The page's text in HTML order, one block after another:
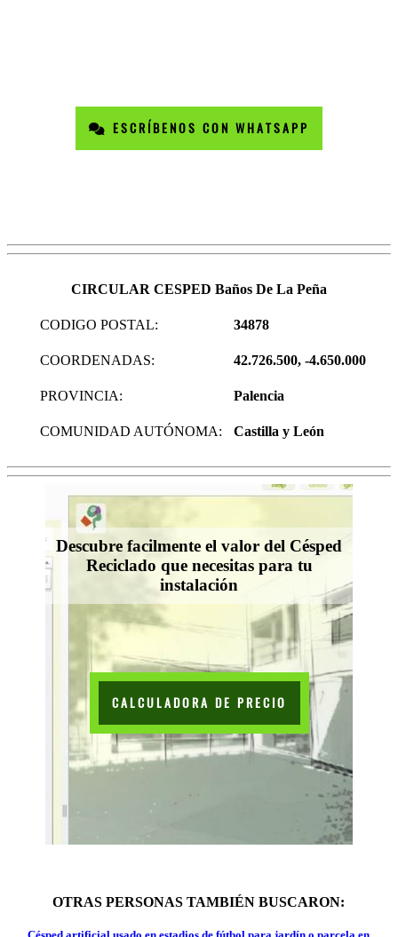
ESCRÍBENOS CON WHATSAPP
CIRCULAR CESPED Baños De La Peña
CODIGO POSTAL: 34878
COORDENADAS: 42.726.500, -4.650.000
PROVINCIA: Palencia
COMUNIDAD AUTÓNOMA: Castilla y León
Descubre facilmente el valor del Césped
Reciclado que necesitas para tu
instalación
CALCULADORA DE PRECIO
OTRAS PERSONAS TAMBIÉN BUSCARON: